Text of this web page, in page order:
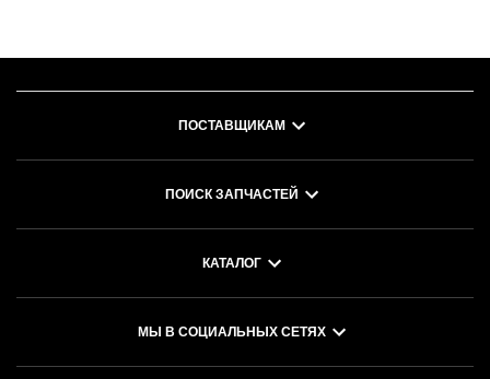
ПОСТАВЩИКАМ
ПОИСК ЗАПЧАСТЕЙ
КАТАЛОГ
МЫ В СОЦИАЛЬНЫХ СЕТЯХ